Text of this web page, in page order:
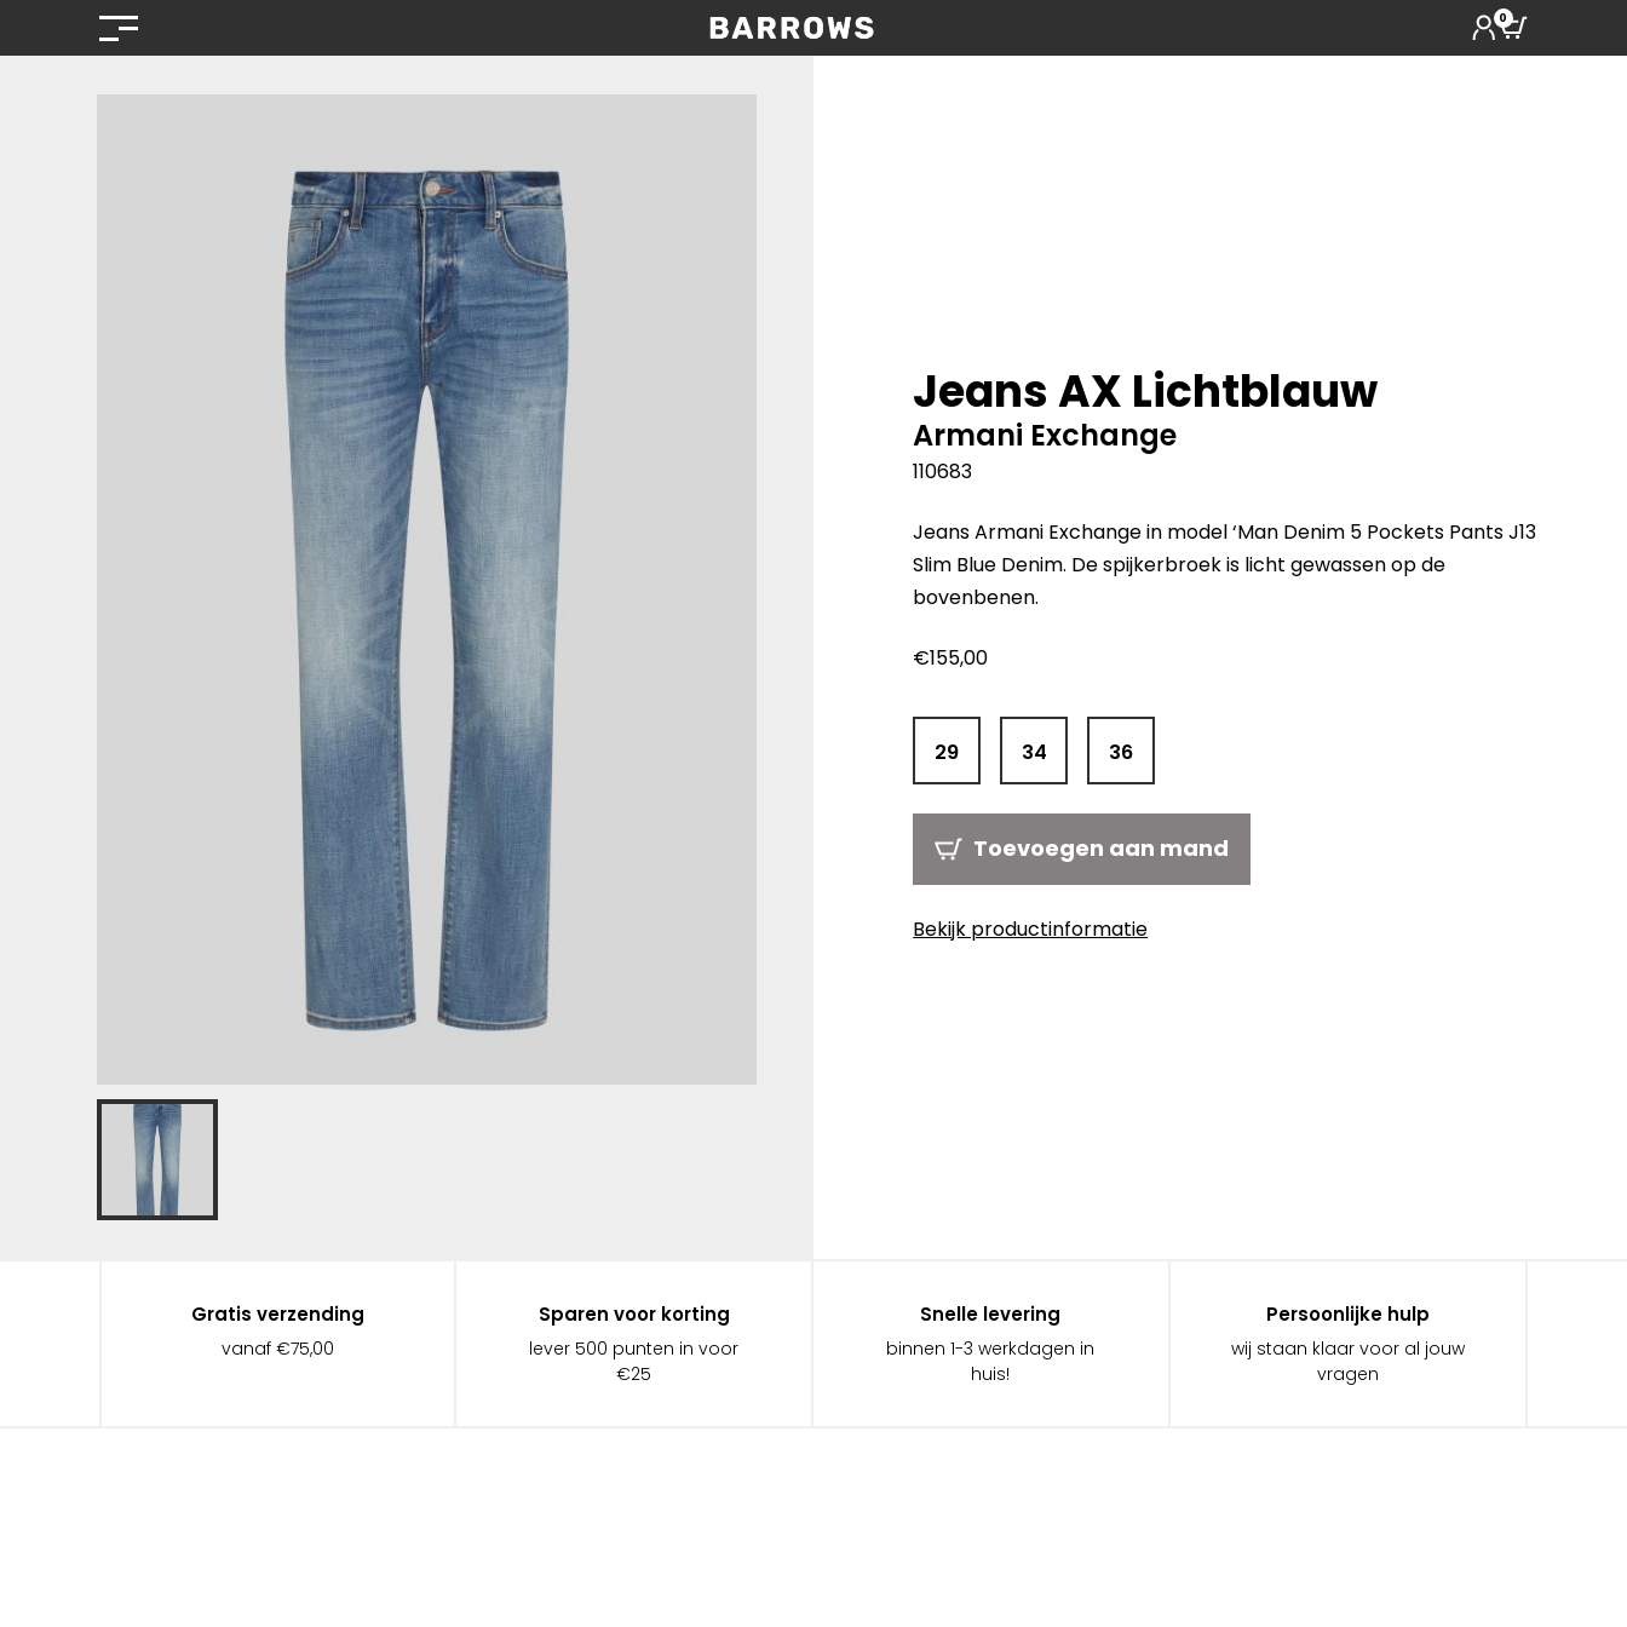
0
Jeans AX Lichtblauw
Armani Exchange
110683
Jeans Armani Exchange in model ‘Man Denim 5 Pockets Pants J13
Slim Blue Denim. De spijkerbroek is licht gewassen op de
bovenbenen.
€155,00
29 34 36
Toevoegen aan mand
Bekijk productinformatie
Gratis verzending
vanaf €75,00
Sparen voor korting
lever 500 punten in voor
€25
Snelle levering
binnen 1-3 werkdagen in
huis!
Persoonlijke hulp
wij staan klaar voor al jouw
vragen